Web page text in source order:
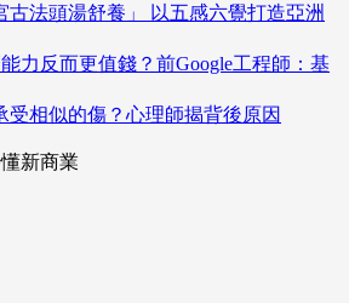
古法頭湯舒養」 以五感六覺打造亞洲
力反而更值錢？前Google工程師：基
受相似的傷？心理師揭背後原因
新商業